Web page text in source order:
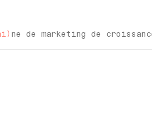
ne de marketing de